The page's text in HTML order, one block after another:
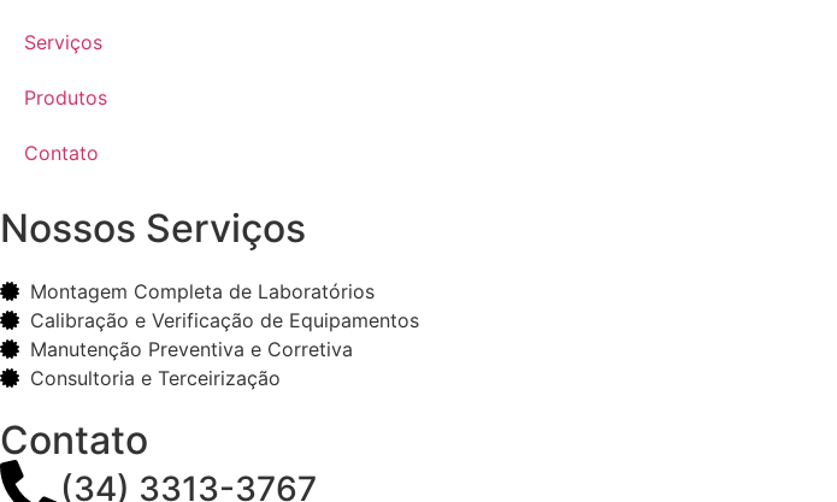
Serviços
Produtos
Contato
Nossos Serviços
Montagem Completa de Laboratórios
Calibração e Verificação de Equipamentos
Manutenção Preventiva e Corretiva
Consultoria e Terceirização
Contato
(34) 3313-3767